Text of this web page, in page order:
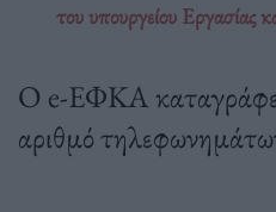
του υπουργείου Εργασίας
Ο e-ΕΦΚΑ
αριθμό